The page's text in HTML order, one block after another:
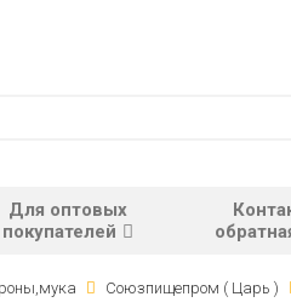
Для оптовых
покупателей
Союзпищепром ( Царь )